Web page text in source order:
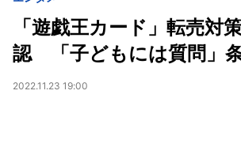
「遊戯王カード」転売対
認 「子どもには質問」
2022.11.23 19:00